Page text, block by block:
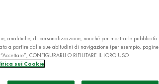
analitiche, di personalizzazione, nonché per mostrarle pubblicità
a partire dalle sue abitudini di navigazione (per esempio, pagine
CONFIGURARLI O RIFIUTARE IL LORO USO
sui Cookie